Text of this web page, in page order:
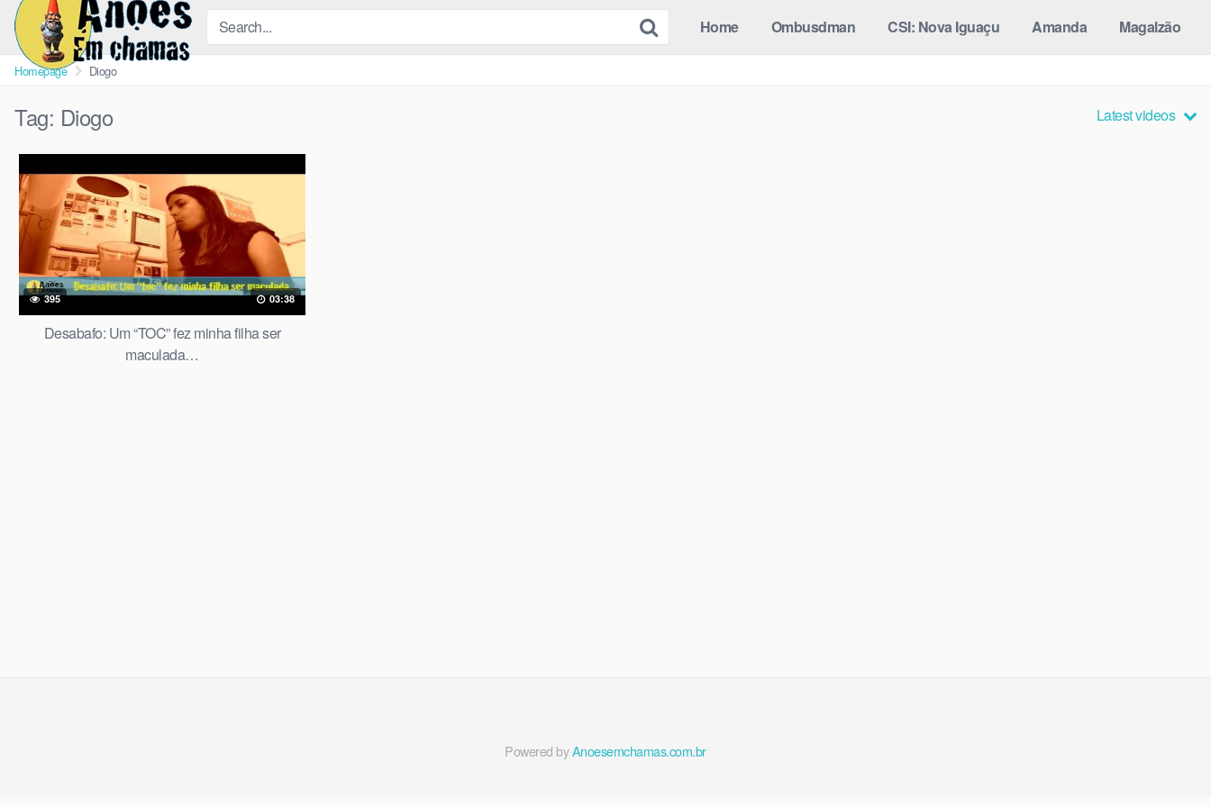
Skip
content
Home Ombusdman CSI: Nova Iguaçu Amanda Magalzão
Homepage Diogo
Tag: Diogo Latest videos
395 03:38
Desabafo: Um “TOC” fez minha filha ser
maculada…
Powered byAnoesemchamas.com.br